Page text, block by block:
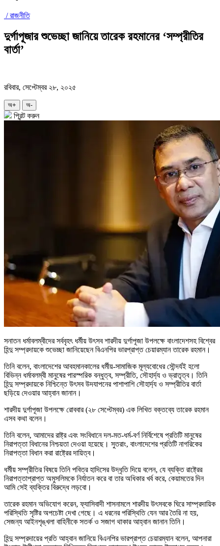
/রাজনীতি
দুর্গাপূজার শুভেচ্ছা জানিয়ে তারেক রহমানের ‘সম্প্রীতির
বার্তা’
রবিবার, সেপ্টেম্বর ২৮, ২০২৫
অ+ অ-
প্রিন্ট করুন
সনাতন ধর্মাবলম্বীদের সর্ববৃহৎ ধর্মীয় উৎসব শারদীয় দুর্গাপূজা উপলক্ষে বাংলাদেশসহ বিশ্বের
হিন্দু সম্প্রদায়কে শুভেচ্ছা জানিয়েছেন বিএনপির ভারপ্রাপ্ত চেয়ারম্যান তারেক রহমান।
তিনি বলেন, বাংলাদেশের আবহমানকালের ধর্মীয়-সামাজিক মূল্যবোধের সৌন্দর্যই হলো
বিভিন্ন ধর্মাবলম্বী মানুষের পারস্পরিক বন্ধুত্ব, সম্প্রীতি, সৌহার্দ্য ও ভ্রাতৃত্ব। তিনি
হিন্দু সম্প্রদায়কে নিশ্চিন্তে উৎসব উদযাপনের পাশাপাশি সৌহার্দ্য ও সম্প্রীতির বার্তা
ছড়িয়ে দেওয়ার আহ্বান জানান।
শারদীয় দুর্গাপূজা উপলক্ষে রোববার (২৮ সেপ্টেম্বর) এক লিখিত বক্তব্যে তারেক রহমান
এসব কথা বলেন।
তিনি বলেন, আমাদের রাষ্ট্র এবং সংবিধানে দল-মত-ধর্ম-বর্ণ নির্বিশেষে প্রতিটি মানুষের
নিরাপত্তা বিধানের নিশ্চয়তা দেওয়া হয়েছে। সুতরাং, বাংলাদেশের প্রতিটি নাগরিকের
নিরাপত্তা বিধান করা রাষ্ট্রের দায়িত্ব।
ধর্মীয় সম্প্রীতির বিষয়ে তিনি পবিত্র হাদিসের উদ্ধৃতি দিয়ে বলেন, যে ব্যক্তি রাষ্ট্রের
নিরাপত্তাপ্রাপ্ত অমুসলিমকে নির্যাতন করে বা তার অধিকার খর্ব করে, কেয়ামতের দিন
আমি সেই ব্যক্তির বিরুদ্ধে লড়বো।
তারেক রহমান অভিযোগ করেন, ফ্যাসিবাদী শাসনামলে শারদীয় উৎসবকে ঘিরে সাম্প্রদায়িক
পরিস্থিতি সৃষ্টির অপচেষ্টা দেখা গেছে। এ ধরনের পরিস্থিতি যেন আর তৈরি না হয়,
সেজন্য আইনশৃঙ্খলা বাহিনীকে সতর্ক ও সজাগ থাকার আহ্বান জানান তিনি।
হিন্দু সম্প্রদায়ের প্রতি আহ্বান জানিয়ে বিএনপির ভারপ্রাপ্ত চেয়ারম্যান বলেন, আপনারা